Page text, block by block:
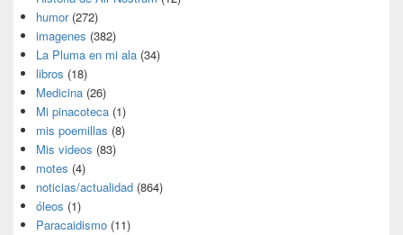
humor(272)
imagenes (382)
La Pluma en mi ala (34)
libros (18)
Medicina (26)
Mi pinacoteca (1)
mis poemillas (8)
Mis videos (83)
motes (4)
noticias/actualidad (864)
óleos (1)
Paracaidismo (11)